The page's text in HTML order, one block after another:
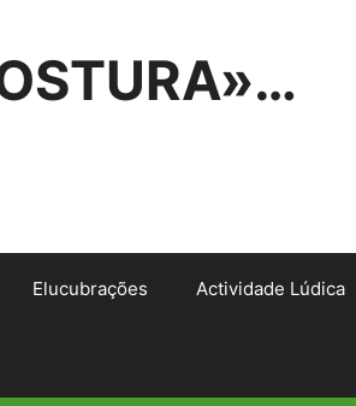
Elucubrações Actividade Lúdica